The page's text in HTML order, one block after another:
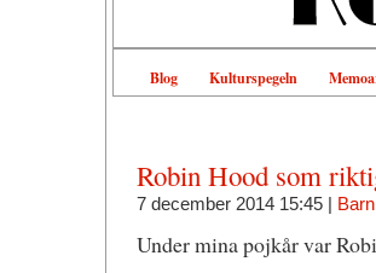
Blog Kulturspegeln
Robin Hood som
7 december 2014 15:45 |
Under mina pojkår var